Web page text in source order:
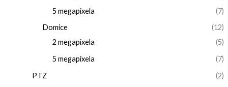
5 megapixela
(7)
Domice
(12)
2 megapixela
(5)
5 megapixela
(7)
PTZ
(2)